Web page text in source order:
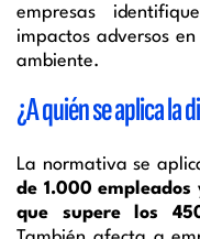
empresas
impactos adversos
ambiente.
¿A quién se aplica la
La normativa se
de 1.000 empleados
que supere los